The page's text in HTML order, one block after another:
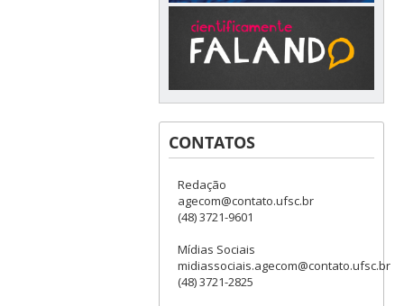
CONTATOS
Redação
agecom@contato.ufsc.br
(48) 3721-9601
Mídias Sociais
midiassociais.agecom@contato.ufsc.br
(48) 3721-2825